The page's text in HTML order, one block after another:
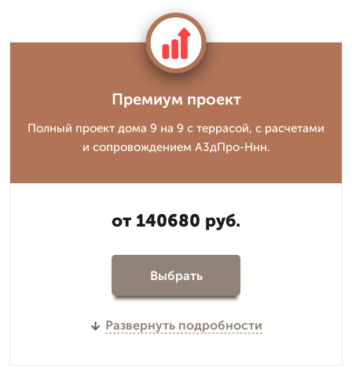
Премиум проект
Полный проект дома 9 на 9 с террасой, с расчетами
и сопровождением А3дПро-Ннн.
от 140680 руб.
Выбрать
Развернуть подробности